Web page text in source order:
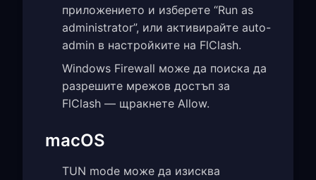
приложението и изберете “Run as
administrator”, или активирайте auto-
admin в настройките на FlClash.
Windows Firewall може да поиска да
разрешите мрежов достъп за
FlClash — щракнете Allow.
macOS
TUN mode може да изисква